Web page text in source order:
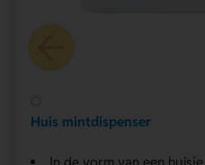
Huis mintdispenser